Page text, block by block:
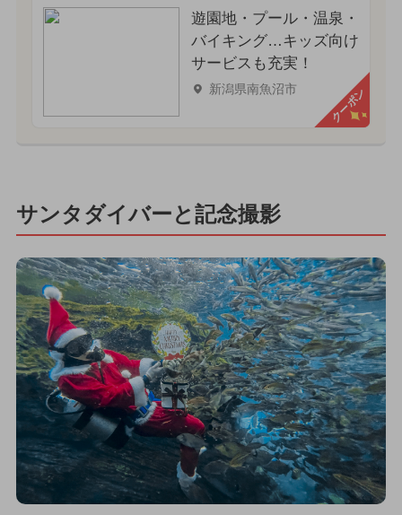
遊園地・プール・温泉・
バイキング…キッズ向け
サービスも充実！
新潟県南魚沼市 クーポン
サンタダイバーと記念撮影